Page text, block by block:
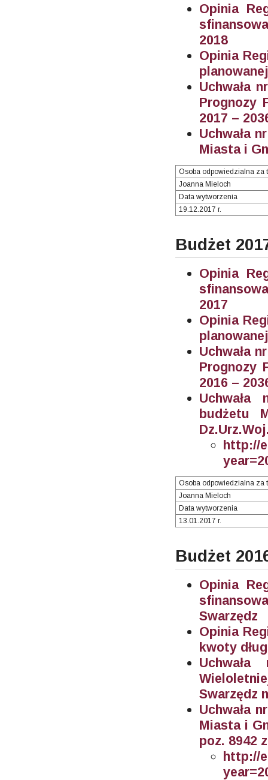
Opinia
2018
Opinia
Uchwała
Prognozy
2017 –
Uchwała
Miasta i
Osoba odpowiedzialna za
Joanna Mieloch
Data wytworzenia
19.12.2017 r.
Budżet
Opinia
2017
Opinia
Uchwała
Prognozy
2016 –
Uchwała
budżetu
http://
Osoba odpowiedzialna za
Joanna Mieloch
Data wytworzenia
13.01.2017 r.
Budżet
Opinia
Swarzędz
Opinia
kwoty
Swarzędz
Uchwała
Miasta i
poz. 8942
http://